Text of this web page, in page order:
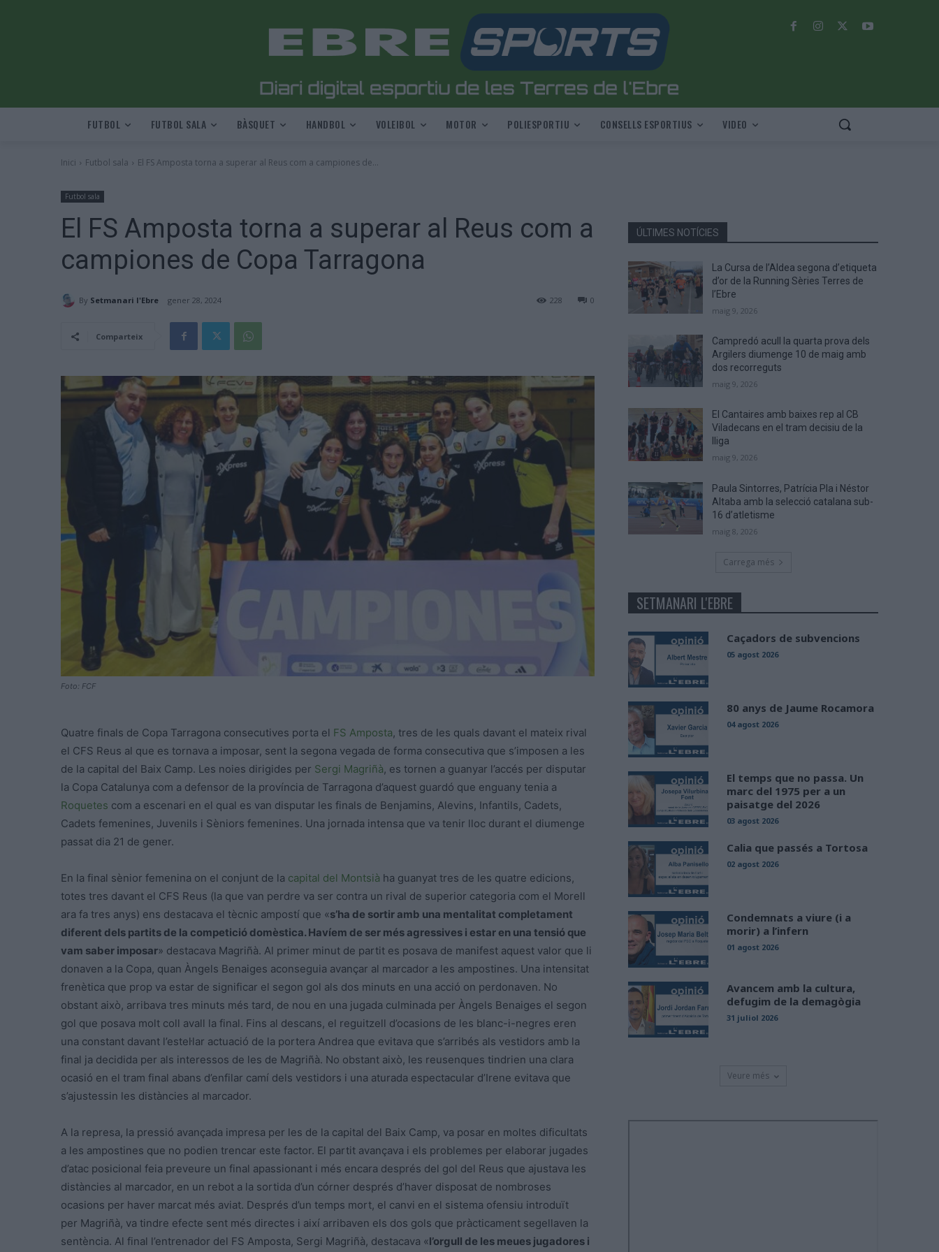
FUTBOL FUTBOL SALA BÀSQUET HANDBOL VOLEIBOL MOTOR POLIESPORTIU CONSELLS ESPORTIUS VIDEO
Inici Futbol sala El FS Amposta torna a superar al Reus com a campiones de...
Futbol sala
El FS Amposta torna a superar al Reus com a
campiones de Copa Tarragona
By Setmanari l'Ebre gener 28, 2024 0
228
Comparteix
Foto: FCF
Quatre finals de Copa Tarragona consecutives porta el FS Amposta, tres de les quals davant el mateix rival
el CFS Reus al que es tornava a imposar, sent la segona vegada de forma consecutiva que s’imposen a les
de la capital del Baix Camp. Les noies dirigides per Sergi Magriñà, es tornen a guanyar l’accés per disputar
la Copa Catalunya com a defensor de la província de Tarragona d’aquest guardó que enguany tenia a
Roquetes com a escenari en el qual es van disputar les finals de Benjamins, Alevins, Infantils, Cadets,
Cadets femenines, Juvenils i Sèniors femenines. Una jornada intensa que va tenir lloc durant el diumenge
passat dia 21 de gener.
En la final sènior femenina on el conjunt de la capital del Montsià ha guanyat tres de les quatre edicions,
totes tres davant el CFS Reus (la que van perdre va ser contra un rival de superior categoria com el Morell
ara fa tres anys) ens destacava el tècnic ampostí que «s’ha de sortir amb una mentalitat completament
diferent dels partits de la competició domèstica. Havíem de ser més agressives i estar en una tensió que
vam saber imposar» destacava Magriñà. Al primer minut de partit es posava de manifest aquest valor que li
donaven a la Copa, quan Àngels Benaiges aconseguia avançar al marcador a les ampostines. Una intensitat
frenètica que prop va estar de significar el segon gol als dos minuts en una acció on perdonaven. No
obstant això, arribava tres minuts més tard, de nou en una jugada culminada per Àngels Benaiges el segon
gol que posava molt coll avall la final. Fins al descans, el reguitzell d’ocasions de les blanc-i-negres eren
una constant davant l’estel·lar actuació de la portera Andrea que evitava que s’arribés als vestidors amb la
final ja decidida per als interessos de les de Magriñà. No obstant això, les reusenques tindrien una clara
ocasió en el tram final abans d’enfilar camí dels vestidors i una aturada espectacular d’Irene evitava que
s’ajustessin les distàncies al marcador.
A la represa, la pressió avançada impresa per les de la capital del Baix Camp, va posar en moltes dificultats
a les ampostines que no podien trencar este factor. El partit avançava i els problemes per elaborar jugades
d’atac posicional feia preveure un final apassionant i més encara després del gol del Reus que ajustava les
distàncies al marcador, en un rebot a la sortida d’un córner després d’haver disposat de nombroses
ocasions per haver marcat més aviat. Després d’un temps mort, el canvi en el sistema ofensiu introduït
per Magriñà, va tindre efecte sent més directes i així arribaven els dos gols que pràcticament segellaven la
sentència. Al final l’entrenador del FS Amposta, Sergi Magriñà, destacava «l’orgull de les meues jugadores i
ÚLTIMES NOTÍCIES
La Cursa de l’Aldea segona d’etiqueta
d’or de la Running Sèries Terres de
l’Ebre
maig 9, 2026
Campredó acull la quarta prova dels
Argilers diumenge 10 de maig amb
dos recorreguts
maig 9, 2026
El Cantaires amb baixes rep al CB
Viladecans en el tram decisiu de la
lliga
maig 9, 2026
Paula Sintorres, Patrícia Pla i Néstor
Altaba amb la selecció catalana sub-
16 d’atletisme
maig 8, 2026
Carrega més
SETMANARI L'EBRE
Caçadors de subvencions
05 agost 2026
80 anys de Jaume Rocamora
04 agost 2026
El temps que no passa. Un
marc del 1975 per a un
paisatge del 2026
03 agost 2026
Calia que passés a Tortosa
02 agost 2026
Condemnats a viure (i a
morir) a l’infern
01 agost 2026
Avancem amb la cultura,
defugim de la demagògia
31 juliol 2026
Veure més